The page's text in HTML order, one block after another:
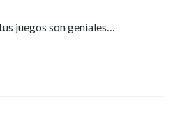
juegos son geniales…